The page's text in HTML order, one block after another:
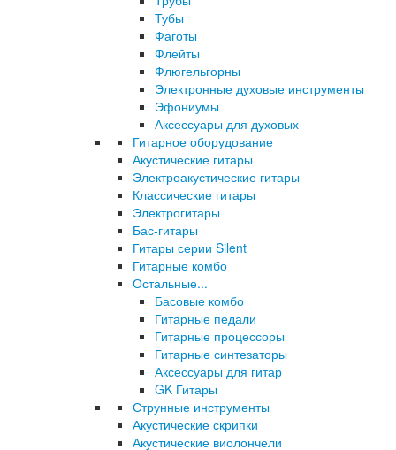
Тубы
Фаготы
Флейты
Флюгельгорны
Электронные духовые инструменты
Эфониумы
Аксессуары для духовых
Гитарное оборудование
Акустические гитары
Электроакустические гитары
Классические гитары
Электрогитары
Бас-гитары
Гитары серии Silent
Гитарные комбо
Остальные...
Басовые комбо
Гитарные педали
Гитарные процессоры
Гитарные синтезаторы
Аксессуары для гитар
GK Гитары
Струнные инструменты
Акустические скрипки
Акустические виолончели